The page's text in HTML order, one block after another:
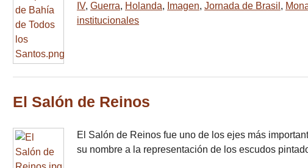
IV, Guerra, Holanda, Imagen, Jornada de Brasil ,
institucionales
El Salón de Reinos
El Salón de Reinos fue uno de los ejes más
su nombre a la representación de los escudos